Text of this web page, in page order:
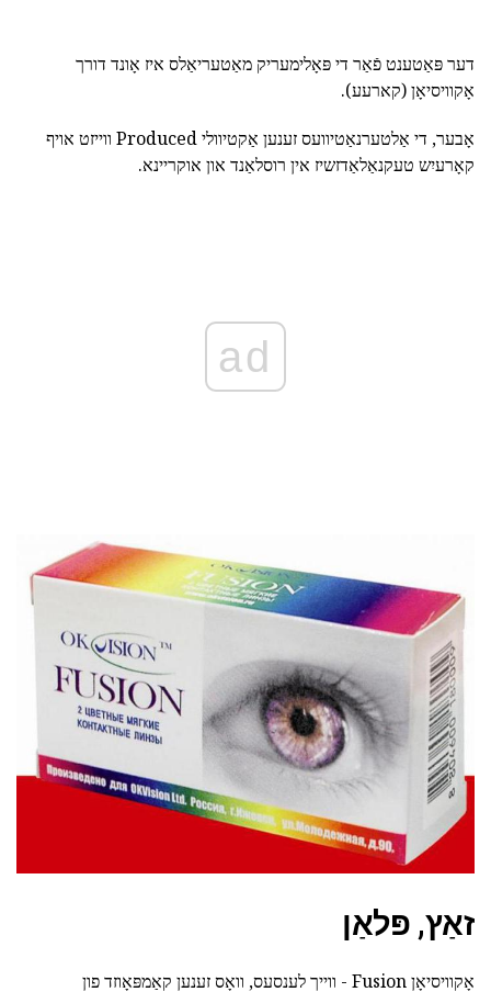
דער פּאַטענט פֿאַר די פּאָלימעריק מאַטעריאַלס איז אָונד דורך
אָקוויסיאָן (קארעע).
אָבער, די אַלטערנאַטיוועס זענען אַקטיוולי Produced ווייזט אויף
קאָרעיִש טעקנאַלאַדזשיז אין רוסלאַנד און אוקריינא.
ad
זאַץ, פּלאַן
אָקוויסיאָן Fusion - ווייך לענסעס, וואָס זענען קאַמפּאָוזד פון